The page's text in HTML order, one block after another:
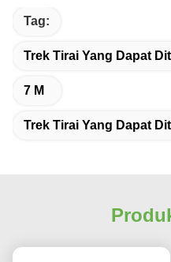
Tag:
Trek Tirai Yang Dapat
7 M
Trek Tirai Yang Dapat